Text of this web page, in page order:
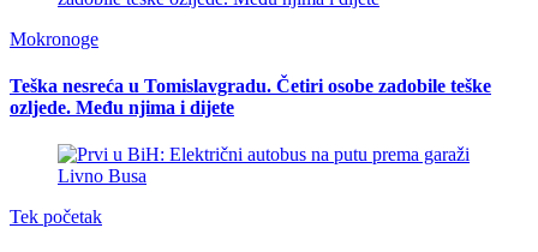
Mokronoge
Teška nesreća u Tomislavgradu. Četiri osobe zadobile teške
ozljede. Među njima i dijete
Tek početak